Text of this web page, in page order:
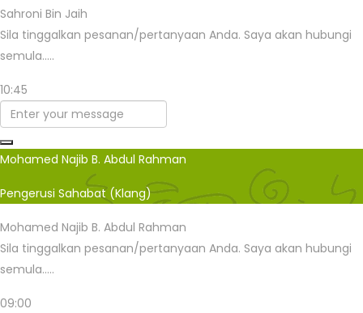
Sahroni Bin Jaih
Sila tinggalkan pesanan/pertanyaan Anda. Saya akan hubungi
semula.....
10:45
Mohamed Najib B. Abdul Rahman
Pengerusi Sahabat (Klang)
Mohamed Najib B. Abdul Rahman
Sila tinggalkan pesanan/pertanyaan Anda. Saya akan hubungi
semula.....
09:00